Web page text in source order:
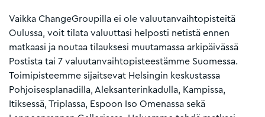
Vaikka ChangeGroupilla ei ole valuutanvaihtopisteitä
Oulussa, voit tilata valuuttasi helposti netistä ennen
matkaasi ja noutaa tilauksesi muutamassa arkipäivässä
Postista tai 7 valuutanvaihtopisteestämme Suomessa.
Toimipisteemme sijaitsevat Helsingin keskustassa
Pohjoisesplanadilla, Aleksanterinkadulla, Kampissa,
Itiksessä, Triplassa, Espoon Iso Omenassa sekä